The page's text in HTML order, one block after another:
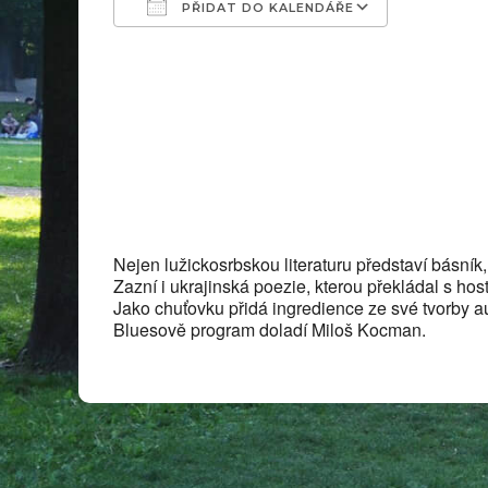
PŘIDAT DO KALENDÁŘE
Nejen lužickosrbskou literaturu představí
Zazní i ukrajinská poezie, kterou překládal s
Jako chuťovku přidá ingredience ze své tvorby
Bluesově program doladí Miloš Kocman.